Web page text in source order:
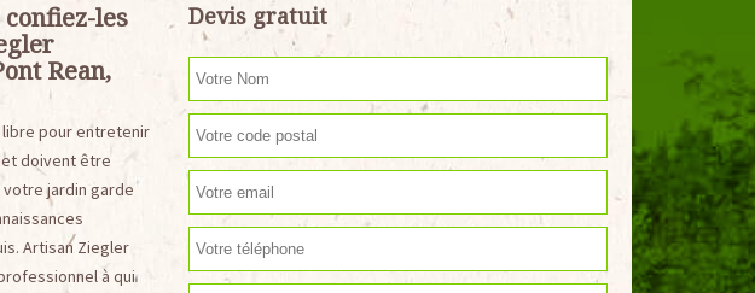
les
Rean,
pour entretenir
et doivent être
jardin garde
Artisan Ziegler
à qui
Devis gratuit